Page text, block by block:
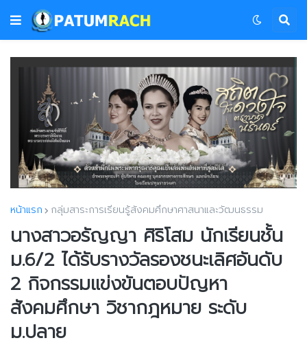
หน้าแรก กลุ่มสาระการเรียนรู้สังคมศึกษาศาสนาและวัฒนธรรม
นางสาวอรัญญา ศิริโสม นักเรียนชั้น
ม.6/2 ได้รับรางวัลรองชนะเลิศอันดับ
2 กิจกรรมแข่งขันตอบปัญหา
สังคมศึกษา วิชากฎหมาย ระดับ
ม.ปลาย